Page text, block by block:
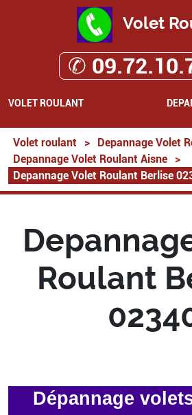
Volet
✆
VOLET ROULANT
Volet roulant > Depannage Volet
Depannage Volet Roulant Aisne
>
Depannage Volet Roulant Berlise
Roulant
Dépannage